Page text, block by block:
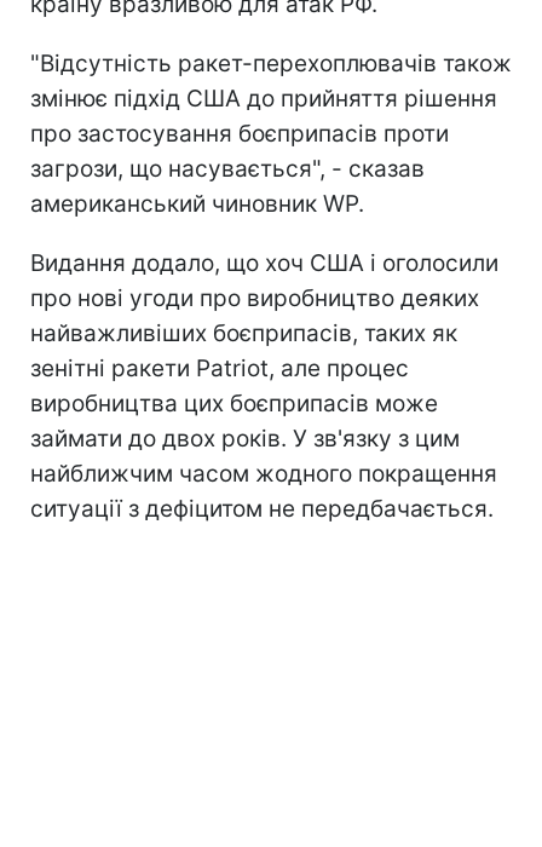
"Відсутність ракет-перехоплювачів також
змінює підхід США до прийняття рішення
про застосування боєприпасів проти
загрози, що насувається", - сказав
американський чиновник WP.
Видання додало, що хоч США і оголосили
про нові угоди про виробництво деяких
найважливіших боєприпасів, таких як
зенітні ракети Patriot, але процес
виробництва цих боєприпасів може
займати до двох років. У зв'язку з цим
найближчим часом жодного покращення
ситуації з дефіцитом не передбачається.